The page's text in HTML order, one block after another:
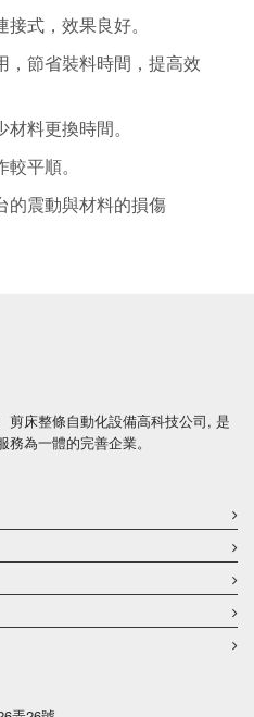
式，效果良好。
節省裝料時間，提高效
料更換時間。
平順。
的震動與材料的損傷
剪床整條自動化設備高科技公司, 是
為一體的完善企業。